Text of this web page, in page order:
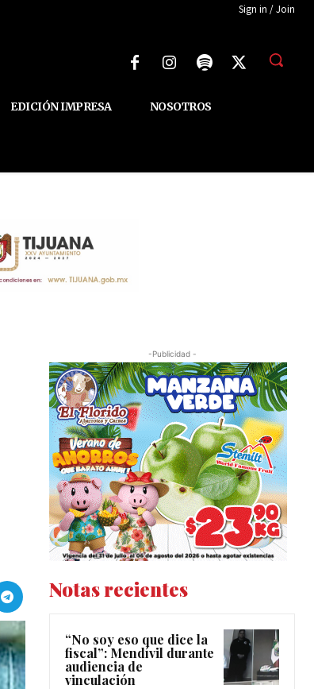
Sign in / Join
EDICIÓN IMPRESA NOSOTROS
-Publicidad -
Notas recientes
“No soy eso que dice la
fiscal”: Mendívil durante
audiencia de
vinculación